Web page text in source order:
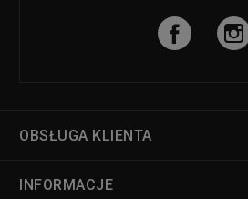
OBSŁUGA KLIENTA
INFORMACJE